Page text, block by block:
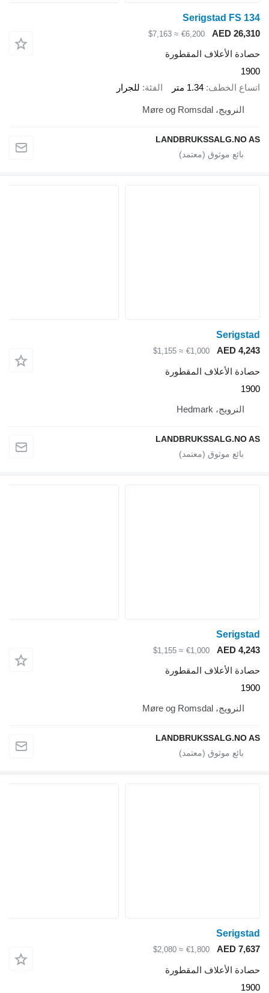
Serigstad FS 134
AED 26,310
€6,200
≈ $7,163
حصادة الأعلاف المقطورة
1900
اتساع الخطف 1.34 متر الفئة للجرار
النرويج، Møre og Romsdal
LANDBRUKSSALG.NO AS
Serigstad
AED 4,243
€1,000
≈ $1,155
حصادة الأعلاف المقطورة
1900
النرويج، Hedmark
LANDBRUKSSALG.NO AS
Serigstad
AED 4,243
€1,000
≈ $1,155
حصادة الأعلاف المقطورة
1900
النرويج، Møre og Romsdal
LANDBRUKSSALG.NO AS
Serigstad
AED 7,637
€1,800
≈ $2,080
حصادة الأعلاف المقطورة
1900